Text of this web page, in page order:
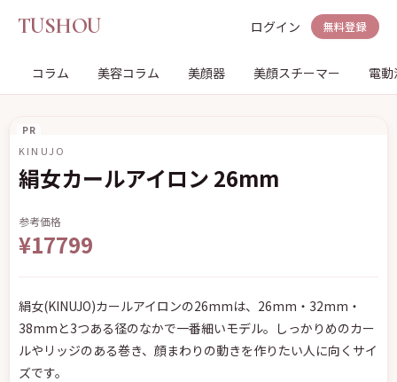
TUSHOU ログイン 無料登録
コラム 美容コラム 美顔器 美顔スチーマー 電
PR
KINUJO
絹女カールアイロン 26mm
参考価格
¥17799
絹女(KINUJO)カールアイロンの26mmは、26mm・32mm・
38mmと3つある径のなかで一番細いモデル。しっかりめのカー
ルやリッジのある巻き、顔まわりの動きを作りたい人に向くサイ
ズです。